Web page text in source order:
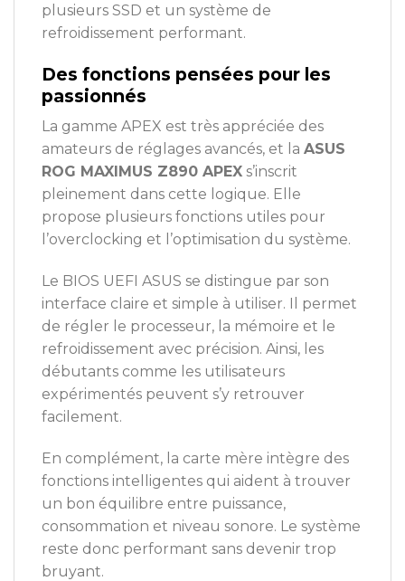
plusieurs SSD et un système de
refroidissement performant.
Des fonctions pensées pour les
passionnés
La gamme APEX est très appréciée des
amateurs de réglages avancés, et la ASUS
ROG MAXIMUS Z890 APEX s’inscrit
pleinement dans cette logique. Elle
propose plusieurs fonctions utiles pour
l’overclocking et l’optimisation du système.
Le BIOS UEFI ASUS se distingue par son
interface claire et simple à utiliser. Il permet
de régler le processeur, la mémoire et le
refroidissement avec précision. Ainsi, les
débutants comme les utilisateurs
expérimentés peuvent s’y retrouver
facilement.
En complément, la carte mère intègre des
fonctions intelligentes qui aident à trouver
un bon équilibre entre puissance,
consommation et niveau sonore. Le système
reste donc performant sans devenir trop
bruyant.